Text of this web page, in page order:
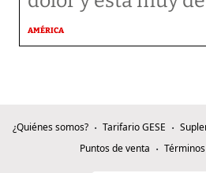
AMÉRICA
¿Quiénes somos? Tarifario GESE
Puntos de venta